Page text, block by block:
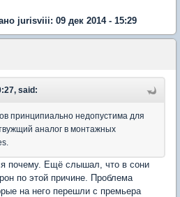
jurisviii: 09 дек 2014 - 15:29
said:
принципиально недопустима для
аналог в монтажных
почему. Ещё слышал, что в сони
по этой причине. Проблема
на него перешли с премьера